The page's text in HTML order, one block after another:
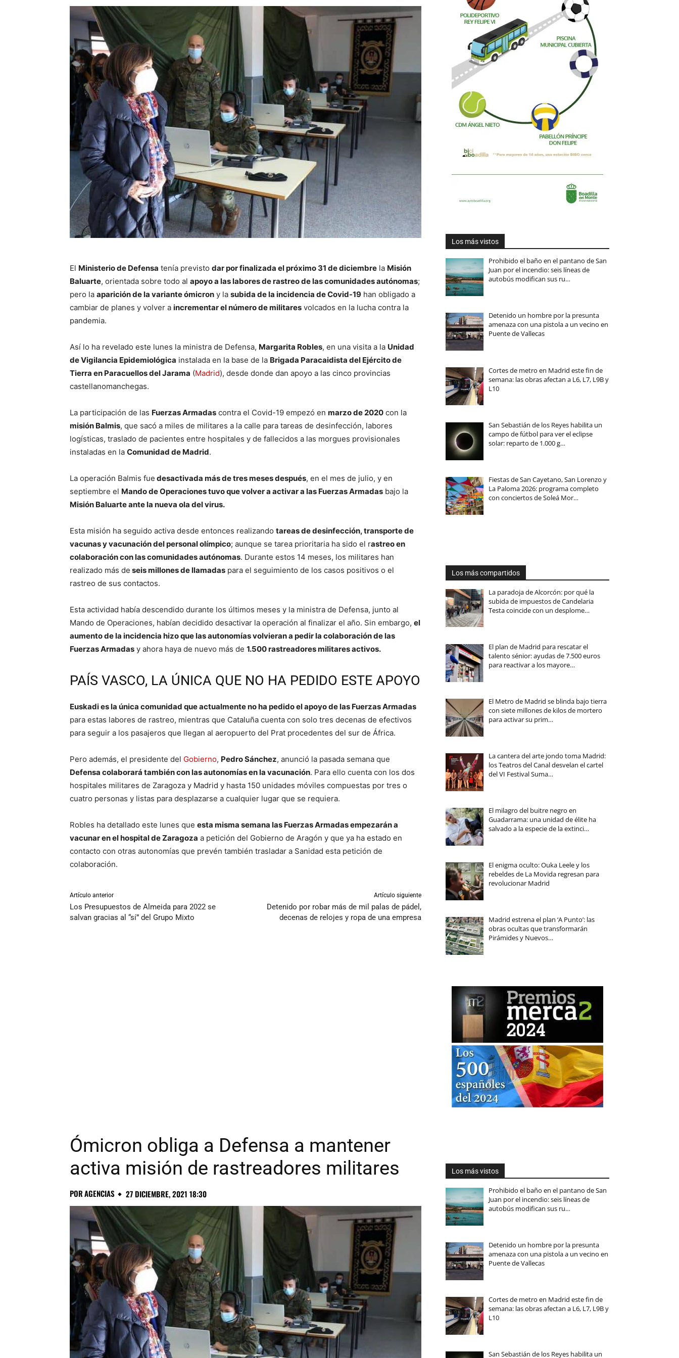
El Ministerio de Defensa tenía previsto dar por finalizada el próximo 31 de diciembre la Misión
Baluarte, orientada sobre todo al apoyo a las labores de rastreo de las comunidades autónomas;
pero la aparición de la variante ómicron y la subida de la incidencia de Covid-19 han obligado a
cambiar de planes y volver a incrementar el número de militares volcados en la lucha contra la
pandemia.
Así lo ha revelado este lunes la ministra de Defensa, Margarita Robles, en una visita a la Unidad
de Vigilancia Epidemiológica instalada en la base de la Brigada Paracaidista del Ejército de
Tierra en Paracuellos del Jarama (Madrid), desde donde dan apoyo a las cinco provincias
castellanomanchegas.
La participación de las Fuerzas Armadas contra el Covid-19 empezó en marzo de 2020 con la
misión Balmis, que sacó a miles de militares a la calle para tareas de desinfección, labores
logísticas, traslado de pacientes entre hospitales y de fallecidos a las morgues provisionales
instaladas en la Comunidad de Madrid.
La operación Balmis fue desactivada más de tres meses después, en el mes de julio, y en
septiembre el Mando de Operaciones tuvo que volver a activar a las Fuerzas Armadas bajo la
Misión Baluarte ante la nueva ola del virus.
Esta misión ha seguido activa desde entonces realizando tareas de desinfección, transporte de
vacunas y vacunación del personal olímpico; aunque se tarea prioritaria ha sido el rastreo en
colaboración con las comunidades autónomas. Durante estos 14 meses, los militares han
realizado más de seis millones de llamadas para el seguimiento de los casos positivos o el
rastreo de sus contactos.
Esta actividad había descendido durante los últimos meses y la ministra de Defensa, junto al
Mando de Operaciones, habían decidido desactivar la operación al finalizar el año. Sin embargo, el
aumento de la incidencia hizo que las autonomías volvieran a pedir la colaboración de las
Fuerzas Armadas y ahora haya de nuevo más de 1.500 rastreadores militares activos.
PAÍS VASCO, LA ÚNICA QUE NO HA PEDIDO ESTE APOYO
Euskadi es la única comunidad que actualmente no ha pedido el apoyo de las Fuerzas Armadas
para estas labores de rastreo, mientras que Cataluña cuenta con solo tres decenas de efectivos
para seguir a los pasajeros que llegan al aeropuerto del Prat procedentes del sur de África.
Pero además, el presidente del Gobierno, Pedro Sánchez, anunció la pasada semana que
Defensa colaborará también con las autonomías en la vacunación. Para ello cuenta con los dos
hospitales militares de Zaragoza y Madrid y hasta 150 unidades móviles compuestas por tres o
cuatro personas y listas para desplazarse a cualquier lugar que se requiera.
Robles ha detallado este lunes que esta misma semana las Fuerzas Armadas empezarán a
vacunar en el hospital de Zaragoza a petición del Gobierno de Aragón y que ya ha estado en
contacto con otras autonomías que prevén también trasladar a Sanidad esta petición de
colaboración.
Artículo anterior
Los Presupuestos de Almeida para 2022 se
salvan gracias al “sí” del Grupo Mixto
Artículo siguiente
Detenido por robar más de mil palas de pádel,
decenas de relojes y ropa de una empresa
Los más vistos
Prohibido el baño en el pantano de San
Juan por el incendio: seis líneas de
autobús modifican sus ru…
Detenido un hombre por la presunta
amenaza con una pistola a un vecino en
Puente de Vallecas
Cortes de metro en Madrid este fin de
semana: las obras afectan a L6, L7, L9B y
L10
San Sebastián de los Reyes habilita un
campo de fútbol para ver el eclipse
solar: reparto de 1.000 g…
Fiestas de San Cayetano, San Lorenzo y
La Paloma 2026: programa completo
con conciertos de Soleá Mor…
Los más compartidos
La paradoja de Alcorcón: por qué la
subida de impuestos de Candelaria
Testa coincide con un desplome…
El plan de Madrid para rescatar el
talento sénior: ayudas de 7.500 euros
para reactivar a los mayore…
El Metro de Madrid se blinda bajo tierra
con siete millones de kilos de mortero
para activar su prim…
La cantera del arte jondo toma Madrid:
los Teatros del Canal desvelan el cartel
del VI Festival Suma…
El milagro del buitre negro en
Guadarrama: una unidad de élite ha
salvado a la especie de la extinci…
El enigma oculto: Ouka Leele y los
rebeldes de La Movida regresan para
revolucionar Madrid
Madrid estrena el plan ‘A Punto’: las
obras ocultas que transformarán
Pirámides y Nuevos…
Ómicron obliga a Defensa a mantener
activa misión de rastreadores militares
PORAGENCIAS 27 DICIEMBRE, 2021 18:30
Los más vistos
Prohibido el baño en el pantano de San
Juan por el incendio: seis líneas de
autobús modifican sus ru…
Detenido un hombre por la presunta
amenaza con una pistola a un vecino en
Puente de Vallecas
Cortes de metro en Madrid este fin de
semana: las obras afectan a L6, L7, L9B y
L10
San Sebastián de los Reyes habilita un